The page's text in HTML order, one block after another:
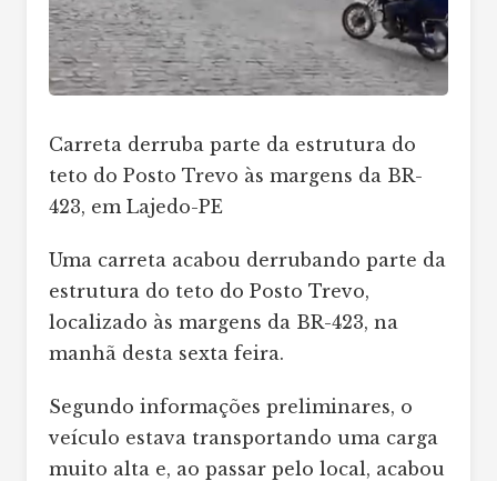
Carreta derruba parte da estrutura do
teto do Posto Trevo às margens da BR-
423, em Lajedo-PE
Uma carreta acabou derrubando parte da
estrutura do teto do Posto Trevo,
localizado às margens da BR-423, na
manhã desta sexta feira.
Segundo informações preliminares, o
veículo estava transportando uma carga
muito alta e, ao passar pelo local, acabou